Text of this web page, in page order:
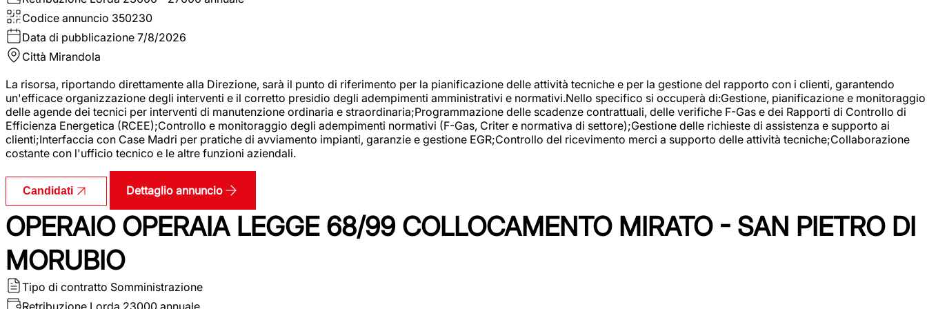
Codice annuncio 350230
Data di pubblicazione 7/8/2026
Città Mirandola
La risorsa, riportando direttamente alla Direzione, sarà il punto di riferimento per la pianificazione delle attività tecniche e per la gestione del rapporto con i clienti, garantendo
un'efficace organizzazione degli interventi e il corretto presidio degli adempimenti amministrativi e normativi.Nello specifico si occuperà di:Gestione, pianificazione e monitoraggio
delle agende dei tecnici per interventi di manutenzione ordinaria e straordinaria;Programmazione delle scadenze contrattuali, delle verifiche F-Gas e dei Rapporti di Controllo di
Efficienza Energetica (RCEE);Controllo e monitoraggio degli adempimenti normativi (F-Gas, Criter e normativa di settore);Gestione delle richieste di assistenza e supporto ai
clienti;Interfaccia con Case Madri per pratiche di avviamento impianti, garanzie e gestione EGR;Controllo del ricevimento merci a supporto delle attività tecniche;Collaborazione
costante con l'ufficio tecnico e le altre funzioni aziendali.
Candidati Dettaglio annuncio
OPERAIO OPERAIA LEGGE 68/99 COLLOCAMENTO MIRATO - SAN PIETRO DI
MORUBIO
Tipo di contratto Somministrazione
Retribuzione Lorda 23000 annuale